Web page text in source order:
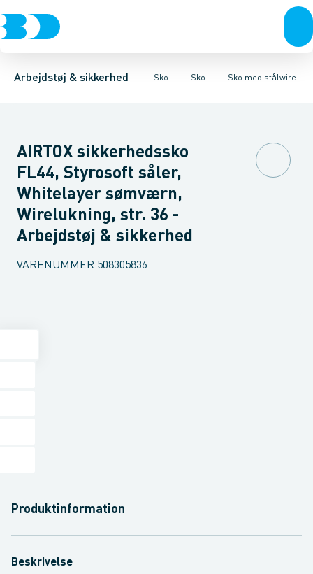
Arbejdstøj & sikkerhed Sko
Trøjer & t-shirtsBukser Overtøj & huerUndertøj & sokkerSko
Sko
SkoSandalerTræskoStøvler Sokker Såler Tilbehør & Pleje
Sko med stålwire
Sko med stålwireSnøresko Sko med velcro
AIRTOX sikkerhedssko
FL44, Styrosoft såler,
Whitelayer sømværn,
Wirelukning, str. 36 -
Arbejdstøj & sikkerhed
VARENUMMER 508305836
Produktinformation
Beskrivelse